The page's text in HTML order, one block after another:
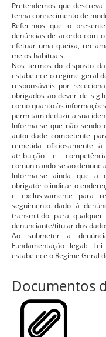
Pretendemos que
tenha conhecimento de
Referimos que o
denúncias de acordo com
efetuar uma queixa,
meios habituais.
Nos termos do disposto
estabelece o regime geral
responsáveis por
obrigados ao dever de
como quanto às
permitam deduzir a sua
Informa-se que não sendo
autoridade competente
remetida oficiosamente
atribuição e
comunicando-se ao
Informa-se ainda que a
obrigatório indicar o
e exclusivamente para
seguimento dado à
transmitido para
denunciante/titular dos
Ao submeter a
Fundamentação legal:
estabelece o Regime Geral
Documentos